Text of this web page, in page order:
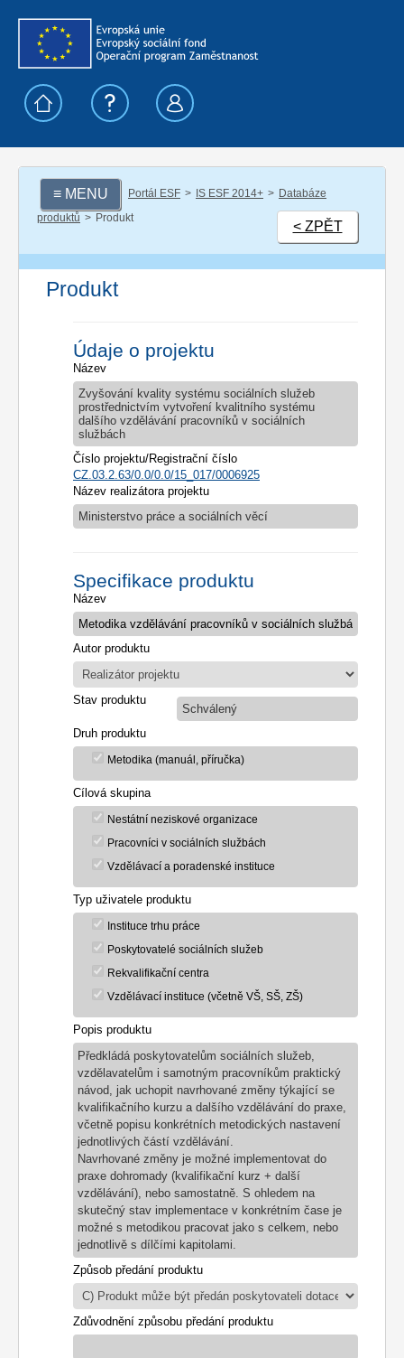
≡ MENU Portál ESF IS ESF 2014+
Databáze
produktů
Produkt
< ZPĚT
Produkt
Údaje o projektu
Název
Zvyšování kvality systému sociálních služeb
prostřednictvím vytvoření kvalitního systému
dalšího vzdělávání pracovníků v sociálních
službách
Číslo projektu/Registrační číslo
CZ.03.2.63/0.0/0.0/15_017/0006925
Název realizátora projektu
Ministerstvo práce a sociálních věcí
Specifikace produktu
Název
Autor produktu
Stav produktu
Schválený
Druh produktu
Metodika (manuál, příručka)
Cílová skupina
Nestátní neziskové organizace
Pracovníci v sociálních službách
Vzdělávací a poradenské instituce
Typ uživatele produktu
Instituce trhu práce
Poskytovatelé sociálních služeb
Rekvalifikační centra
Vzdělávací instituce (včetně VŠ, SŠ, ZŠ)
Popis produktu
Předkládá poskytovatelům sociálních služeb,
vzdělavatelům i samotným pracovníkům praktický
návod, jak uchopit navrhované změny týkající se
kvalifikačního kurzu a dalšího vzdělávání do praxe,
včetně popisu konkrétních metodických nastavení
jednotlivých částí vzdělávání.
Navrhované změny je možné implementovat do
praxe dohromady (kvalifikační kurz + další
vzdělávání), nebo samostatně. S ohledem na
skutečný stav implementace v konkrétním čase je
možné s metodikou pracovat jako s celkem, nebo
jednotlivě s dílčími kapitolami.
Způsob předání produktu
Zdůvodnění způsobu předání produktu